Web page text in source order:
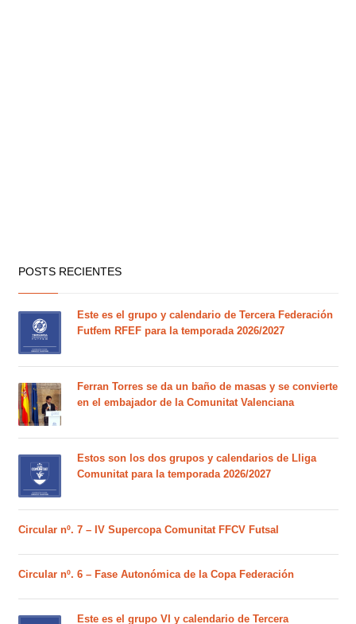
POSTS RECIENTES
Este es el grupo y calendario de Tercera Federación
Futfem RFEF para la temporada 2026/2027
Ferran Torres se da un baño de masas y se convierte
en el embajador de la Comunitat Valenciana
Estos son los dos grupos y calendarios de Lliga
Comunitat para la temporada 2026/2027
Circular nº. 7 – IV Supercopa Comunitat FFCV Futsal
Circular nº. 6 – Fase Autonómica de la Copa Federación
Este es el grupo VI y calendario de Tercera